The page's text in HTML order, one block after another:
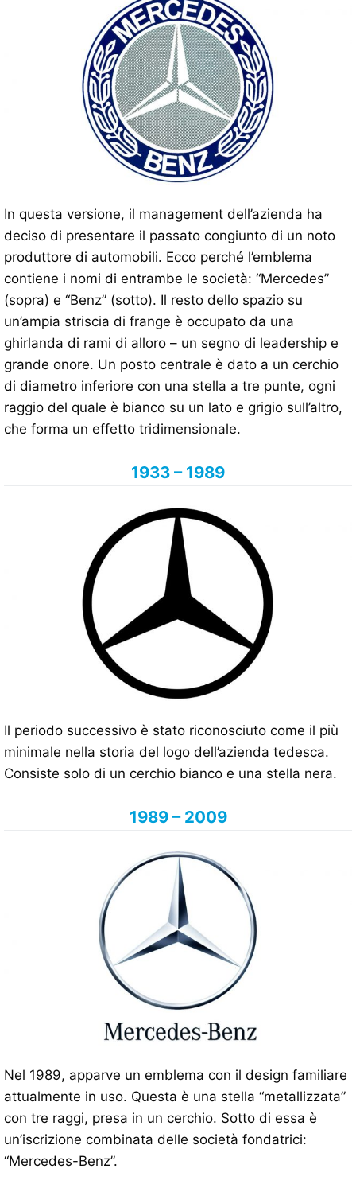
In questa versione, il management dell’azienda ha
deciso di presentare il passato congiunto di un noto
produttore di automobili. Ecco perché l’emblema
contiene i nomi di entrambe le società: “Mercedes”
(sopra) e “Benz” (sotto). Il resto dello spazio su
un’ampia striscia di frange è occupato da una
ghirlanda di rami di alloro – un segno di leadership e
grande onore. Un posto centrale è dato a un cerchio
di diametro inferiore con una stella a tre punte, ogni
raggio del quale è bianco su un lato e grigio sull’altro,
che forma un effetto tridimensionale.
1933 – 1989
Il periodo successivo è stato riconosciuto come il più
minimale nella storia del logo dell’azienda tedesca.
Consiste solo di un cerchio bianco e una stella nera.
1989 – 2009
Nel 1989, apparve un emblema con il design familiare
attualmente in uso. Questa è una stella “metallizzata”
con tre raggi, presa in un cerchio. Sotto di essa è
un’iscrizione combinata delle società fondatrici:
“Mercedes-Benz”.